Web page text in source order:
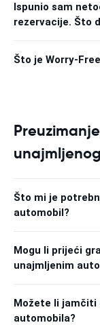
Ispunio sam
rezervacije. Što
Što je Worry-
Što mi je
automobil?
Mogu li prijeći
unajmljenim
Možete li jamčiti
automobila?